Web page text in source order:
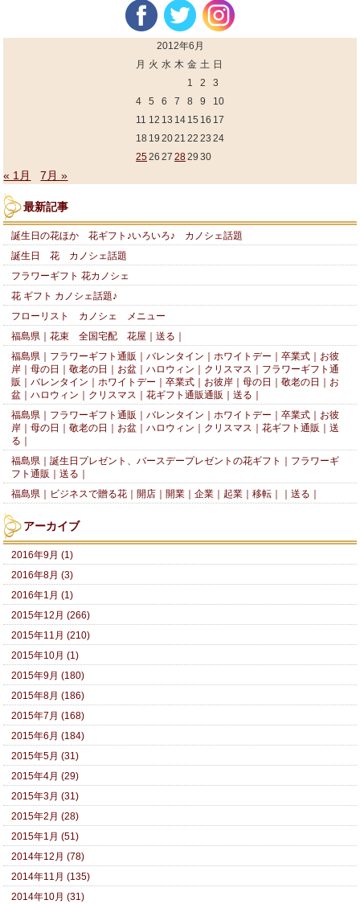
2012年6月
月 火 水 木 金 土 日
1
2
3
4
5 6 7 8 9
10
11 12 13 14 15 16 17
18 19 2021 22 23 24
2526 27 2829 30
« 1月 7月 »
最新記事
誕生日の花ほか 花ギフト♪いろいろ♪ カノシェ話題
誕生日 花 カノシェ話題
フラワーギフト 花カノシェ
花 ギフト カノシェ話題♪
フローリスト カノシェ メニュー
福島県｜花束 全国宅配 花屋｜送る｜
福島県｜フラワーギフト通販｜バレンタイン｜ホワイトデー｜卒業式｜お彼
岸｜母の日｜敬老の日｜お盆｜ハロウィン｜クリスマス｜フラワーギフト通
販｜バレンタイン｜ホワイトデー｜卒業式｜お彼岸｜母の日｜敬老の日｜お
盆｜ハロウィン｜クリスマス｜花ギフト通販通販｜送る｜
福島県｜フラワーギフト通販｜バレンタイン｜ホワイトデー｜卒業式｜お彼
岸｜母の日｜敬老の日｜お盆｜ハロウィン｜クリスマス｜花ギフト通販｜送
る｜
福島県｜誕生日プレゼント、バースデープレゼントの花ギフト｜フラワーギ
フト通販｜送る｜
福島県｜ビジネスで贈る花｜開店｜開業｜企業｜起業｜移転｜｜送る｜
アーカイブ
2016年9月 (1)
2016年8月 (3)
2016年1月 (1)
2015年12月 (266)
2015年11月 (210)
2015年10月 (1)
2015年9月 (180)
2015年8月 (186)
2015年7月 (168)
2015年6月 (184)
2015年5月 (31)
2015年4月 (29)
2015年3月 (31)
2015年2月 (28)
2015年1月 (51)
2014年12月 (78)
2014年11月 (135)
2014年10月 (31)